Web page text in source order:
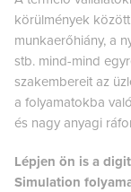
körülmények
munkaerőhiány, a
stb. mind-mind
szakembereit az
a folyamatokba
és nagy anyagi
Lépjen ön is a
Simulation